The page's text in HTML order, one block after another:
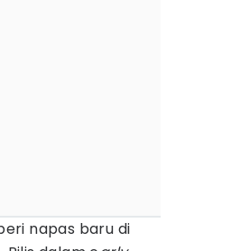
napas baru di